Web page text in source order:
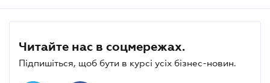
Читайте нас в соцмережах.
Підпишіться, щоб бути в курсі усіх бізнес-новин.